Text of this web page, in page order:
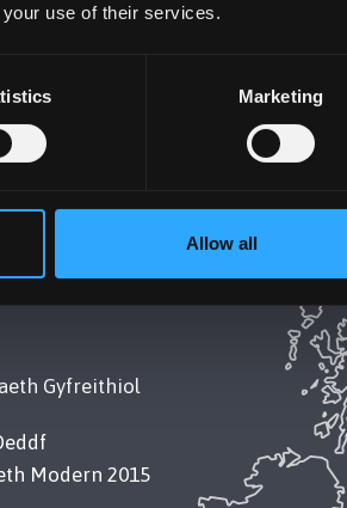
use of their services.
Marketing
Allow all
Gyfreithiol
Modern 2015